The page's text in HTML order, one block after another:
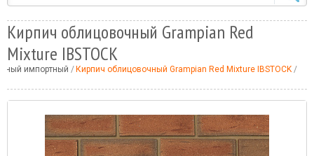
Кирпич облицовочный Grampian Red
Mixture IBSTOCK
импортный Кирпич облицовочный Grampian Red Mixture IBSTOCK